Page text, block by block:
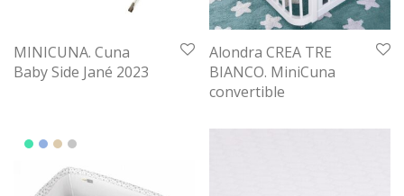
MINICUNA. Cuna
Baby Side Jané 2023
Alondra CREA TRE
BIANCO. MiniCuna
convertible